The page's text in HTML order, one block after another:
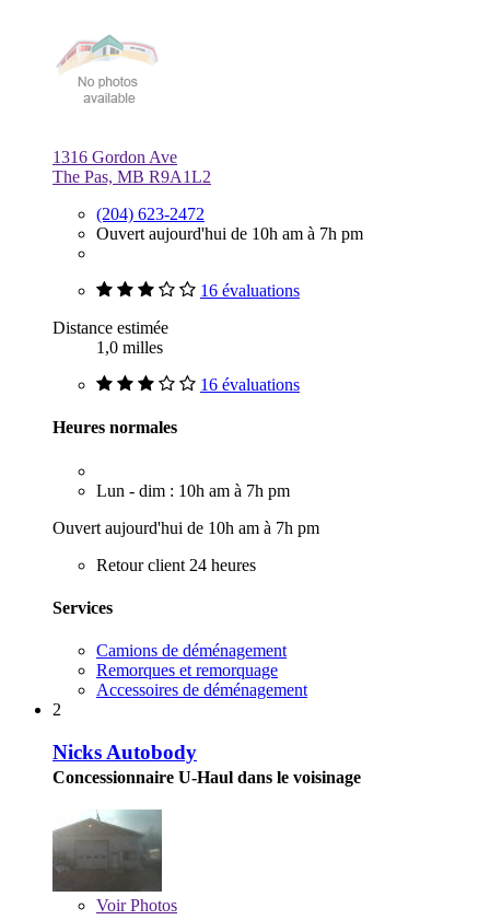
1316 Gordon Ave
The Pas, MB R9A1L2
(204) 623-2472
Ouvert aujourd'hui de 10h am à 7h pm
16 évaluations
Distance estimée
1,0 milles
16 évaluations
Heures normales
Lun - dim : 10h am à 7h pm
Ouvert aujourd'hui de 10h am à 7h pm
Retour client 24 heures
Services
Camions de déménagement
Remorques et remorquage
Accessoires de déménagement
2
Nicks Autobody
Concessionnaire U-Haul dans le voisinage
VoirPhotos